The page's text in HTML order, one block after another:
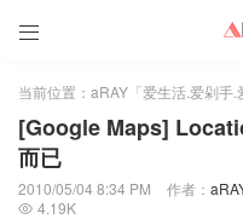

当前位置： aRAY「爱生活.爱剁手.
[Google Maps]
而已
2010/05/04 8:34 PM 作者：
 4.19K